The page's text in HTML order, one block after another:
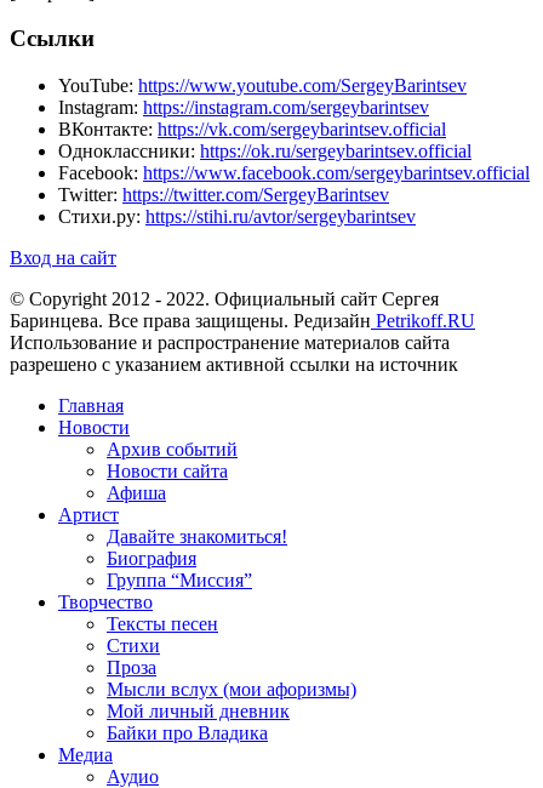
Ссылки
YouTube: https://www.youtube.com/SergeyBarintsev
Instagram: https://instagram.com/sergeybarintsev
ВКонтакте: https://vk.com/sergeybarintsev.official
Одноклассники: https://ok.ru/sergeybarintsev.official
Facebook: https://www.facebook.com/sergeybarintsev.official
Twitter: https://twitter.com/SergeyBarintsev
Стихи.ру: https://stihi.ru/avtor/sergeybarintsev
Вход на сайт
© Copyright 2012 - 2022. Официальный сайт Сергея
Баринцева. Все права защищены. Редизайн Petrikoff.RU
Использование и распространение материалов сайта
разрешено с указанием активной ссылки на источник
Главная
Новости
Архив событий
Новости сайта
Афиша
Артист
Давайте знакомиться!
Биография
Группа “Миссия”
Творчество
Тексты песен
Стихи
Проза
Мысли вслух (мои афоризмы)
Мой личный дневник
Байки про Владика
Медиа
Аудио